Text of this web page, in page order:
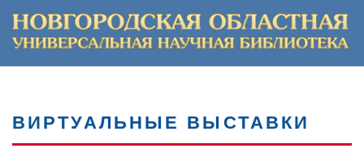
ВИРТУАЛЬНЫЕ ВЫСТАВКИ